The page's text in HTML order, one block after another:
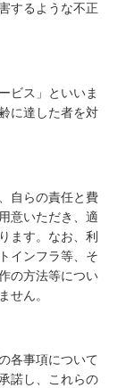
するような不正
ビス」といいま
に達した者を対
自らの責任と費
意いただき、適
ます。なお、利
インフラ等、そ
の方法等につい
せん。
各事項について
諾し、これらの